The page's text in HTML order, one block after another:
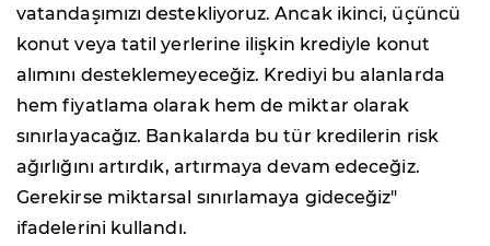
vatandaşımızı destekliyoruz. Ancak ikinci, üçüncü
konut veya tatil yerlerine ilişkin krediyle konut
alımını desteklemeyeceğiz. Krediyi bu alanlarda
hem fiyatlama olarak hem de miktar olarak
sınırlayacağız. Bankalarda bu tür kredilerin risk
ağırlığını artırdık, artırmaya devam edeceğiz.
Gerekirse miktarsal sınırlamaya gideceğiz"
ifadelerini kullandı.